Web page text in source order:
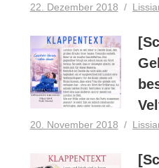
22. Dezember 2018
20. November 2018